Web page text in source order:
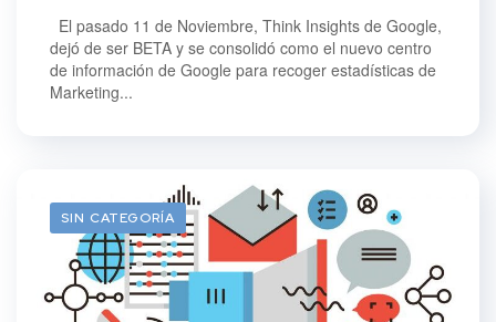
El pasado 11 de Noviembre, Think Insights de Google,
dejó de ser BETA y se consolidó como el nuevo centro
de información de Google para recoger estadísticas de
Marketing...
SIN CATEGORÍA